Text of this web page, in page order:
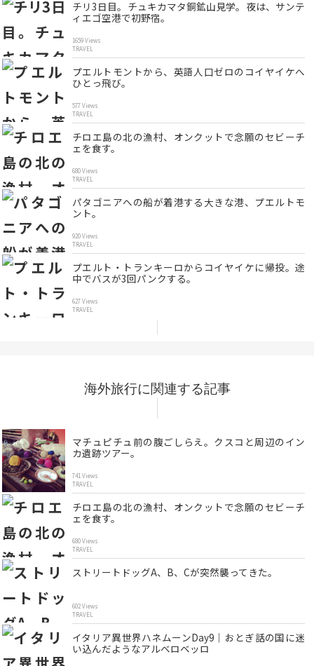
チリ3日目。チュキカマタ銅鉱山見学。夜は、サンテ
ィエゴ空港で初野宿。
1659 Views
TRAVEL
プエルトモントから、英語人口ゼロのコイヤイケへ
ひとっ飛び。
577 Views
TRAVEL
チロエ島の北の漁村、オンクットで念願のセビーチ
ェを食す。
680 Views
TRAVEL
パタゴニアへの船が着港する大きな港、プエルトモ
ント。
920 Views
TRAVEL
プエルト・トランキーロからコイヤイケに帰投。途
中でバスが3回パンクする。
627 Views
TRAVEL
海外旅行に関連する記事
マチュピチュ前の腹ごしらえ。クスコと周辺のイン
カ遺跡ツアー。
741 Views
TRAVEL
チロエ島の北の漁村、オンクットで念願のセビーチ
ェを食す。
680 Views
TRAVEL
ストリートドッグA、B、Cが突然襲ってきた。
602 Views
TRAVEL
イタリア異世界ハネムーンDay9｜おとぎ話の国に迷
い込んだようなアルベロベッロ